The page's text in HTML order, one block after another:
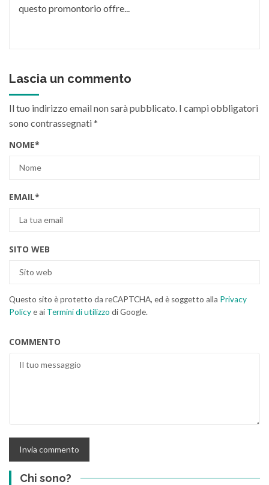
questo promontorio offre...
Lascia un commento
Il tuo indirizzo email non sarà pubblicato. I campi obbligatori
sono contrassegnati*
NOME*
EMAIL*
SITO WEB
Questo sito è protetto da reCAPTCHA, ed è soggetto alla Privacy
Policye ai Termini di utilizzo di Google.
COMMENTO
Chi sono?